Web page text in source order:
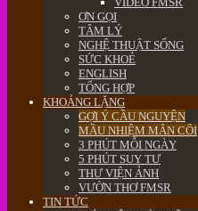
ƠN GỌI
TÂM LÝ
NGHỆ THUẬT SỐNG
SỨC KHOẺ
ENGLISH
TỔNG HỢP
KHOẢNG LẶNG
GỢI Ý CẦU NGUYỆN
MẦU NHIỆM MÂN CÔI
3 PHÚT MỖI NGÀY
5 PHÚT SUY TƯ
THƯ VIỆN ẢNH
VƯỜN THƠ FMSR
TIN TỨC